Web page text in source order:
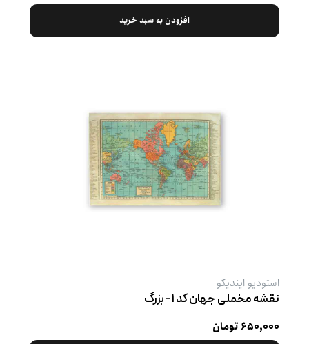
افزودن به سبد خرید
استودیو ایندیگو
نقشه مخملی جهان کد ۱ - بزرگ
۶۵۰,۰۰۰ تومان